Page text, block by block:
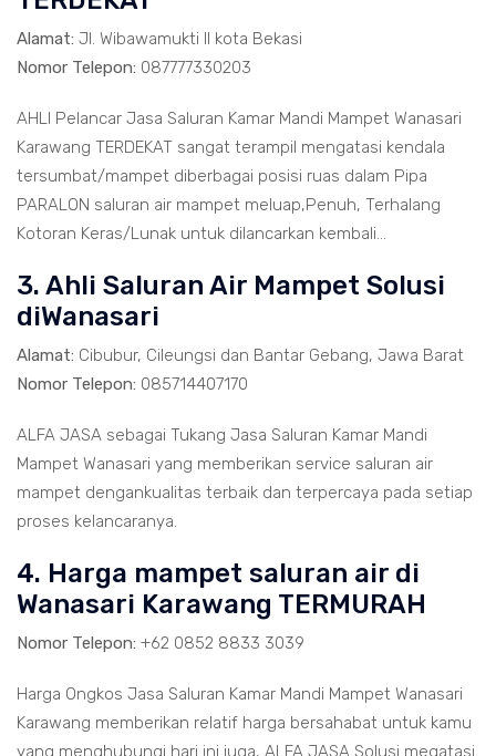
Alamat: Jl. Wibawamukti II kota Bekasi
Nomor Telepon: 087777330203
AHLI Pelancar Jasa Saluran Kamar Mandi Mampet Wanasari
Karawang TERDEKAT sangat terampil mengatasi kendala
tersumbat/mampet diberbagai posisi ruas dalam Pipa
PARALON saluran air mampet meluap,Penuh, Terhalang
Kotoran Keras/Lunak untuk dilancarkan kembali...
3. Ahli Saluran Air Mampet Solusi
diWanasari
Alamat: Cibubur, Cileungsi dan Bantar Gebang, Jawa Barat
Nomor Telepon: 085714407170
ALFA JASA sebagai Tukang Jasa Saluran Kamar Mandi
Mampet Wanasari yang memberikan service saluran air
mampet dengankualitas terbaik dan terpercaya pada setiap
proses kelancaranya.
4. Harga mampet saluran air di
Wanasari Karawang TERMURAH
Nomor Telepon: +62 0852 8833 3039
Harga Ongkos Jasa Saluran Kamar Mandi Mampet Wanasari
Karawang memberikan relatif harga bersahabat untuk kamu
yang menghubungi hari ini juga, ALFA JASA Solusi megatasi